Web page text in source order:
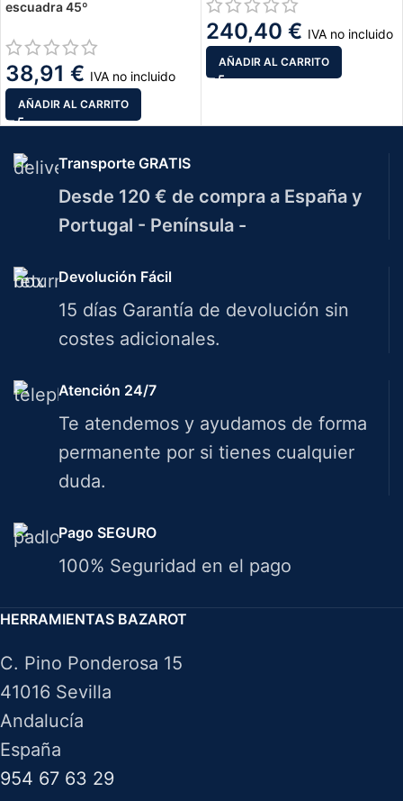
escuadra 45º
38,91 € IVA no incluido
AÑADIR AL CARRITO
240,40 € IVA no incluido
AÑADIR AL CARRITO
Transporte GRATIS
Desde 120 € de compra a España y
Portugal - Península -
Devolución Fácil
15 días Garantía de devolución sin
costes adicionales.
Atención 24/7
Te atendemos y ayudamos de forma
permanente por si tienes cualquier
duda.
Pago SEGURO
100% Seguridad en el pago
HERRAMIENTAS BAZAROT
C. Pino Ponderosa 15
41016 Sevilla
Andalucía
España
954 67 63 29